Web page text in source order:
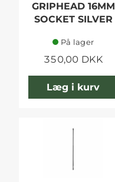
GRIPHEAD 16MM
SOCKET SILVER
På lager
350,00 DKK
Læg i kurv